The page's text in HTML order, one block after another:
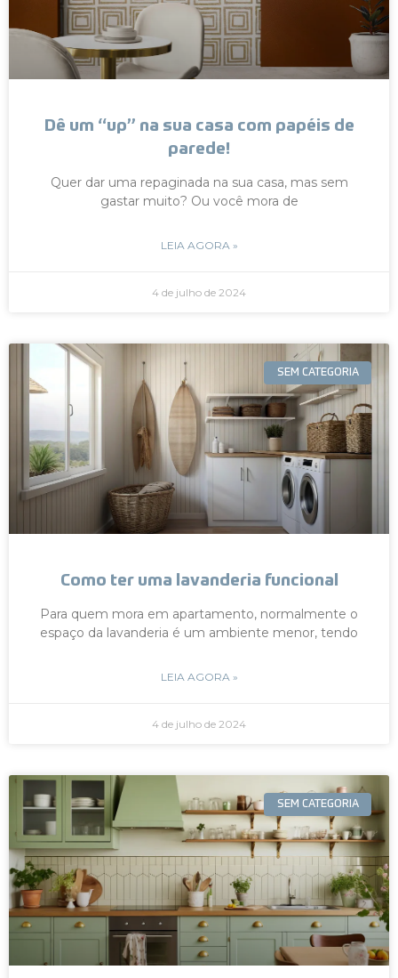
Dê um “up” na sua casa com papéis de
parede!
Quer dar uma repaginada na sua casa, mas sem
gastar muito? Ou você mora de
LEIA AGORA »
4 de julho de 2024
SEM CATEGORIA
Como ter uma lavanderia funcional
Para quem mora em apartamento, normalmente o
espaço da lavanderia é um ambiente menor, tendo
LEIA AGORA »
4 de julho de 2024
SEM CATEGORIA